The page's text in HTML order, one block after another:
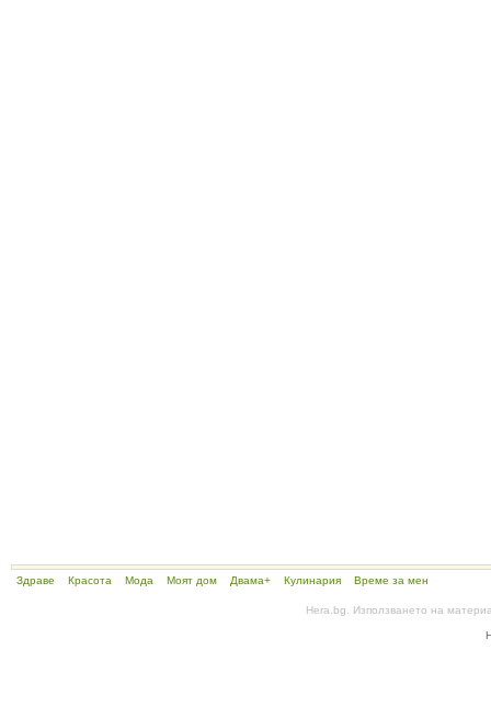
Здраве Красота Мода Моят дом Двама+ Кулинария Време за мен
Hera.bg. Използването на